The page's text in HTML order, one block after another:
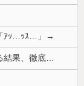
ｱｯ…ｯｽ…」→
韓国人「安貞桓が韓国代表に激怒！『惨憺たる結果、徹底的な刷新が必要だ』と監督や協会を痛烈批判」